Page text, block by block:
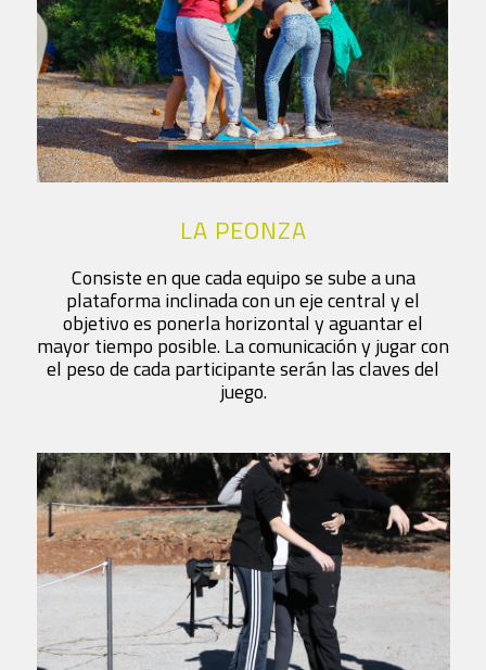
LA PEONZA
Consiste en que cada equipo se sube a una
plataforma inclinada con un eje central y el
objetivo es ponerla horizontal y aguantar el
mayor tiempo posible. La comunicación y jugar con
el peso de cada participante serán las claves del
juego.